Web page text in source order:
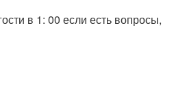
в 1: 00 если есть вопросы,